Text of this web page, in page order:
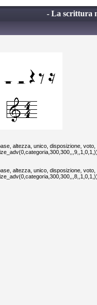
- La scrittura
altezza, unico, disposizione, voto,
altezza, unico, disposizione, voto,